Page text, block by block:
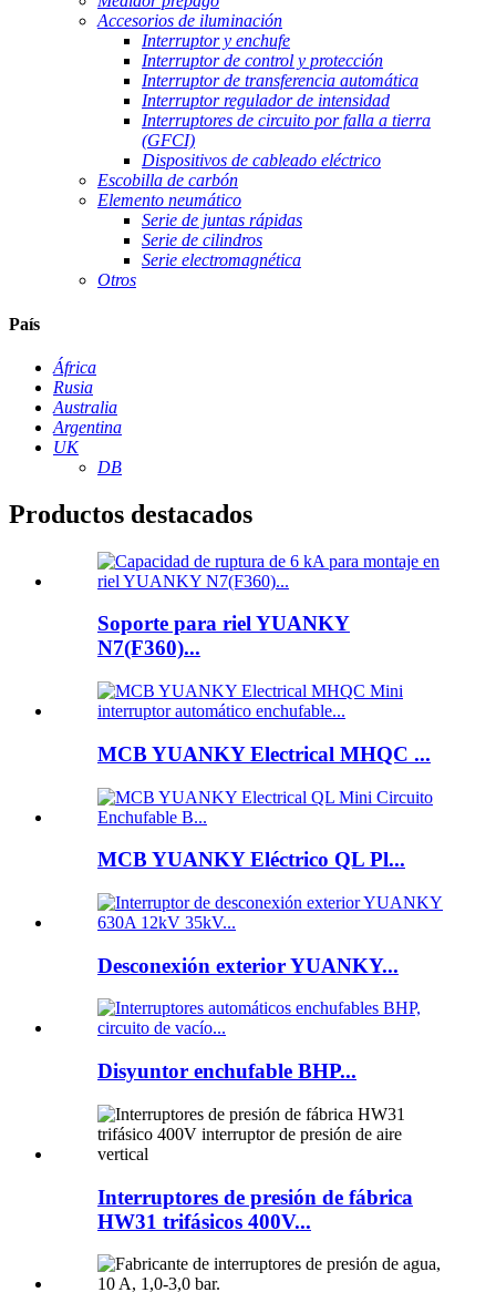
Accesorios de iluminación
Interruptor y enchufe
Interruptor de control y protección
Interruptor de transferencia automática
Interruptor regulador de intensidad
Interruptores de circuito por falla a tierra
(GFCI)
Dispositivos de cableado eléctrico
Escobilla de carbón
Elemento neumático
Serie de juntas rápidas
Serie de cilindros
Serie electromagnética
Otros
País
África
Rusia
Australia
Argentina
UK
DB
Productos destacados
Soporte para riel YUANKY
N7(F360)...
MCB YUANKY Electrical MHQC ...
MCB YUANKY Eléctrico QL Pl...
Desconexión exterior YUANKY...
Disyuntor enchufable BHP...
Interruptores de presión de fábrica
HW31 trifásicos 400V...